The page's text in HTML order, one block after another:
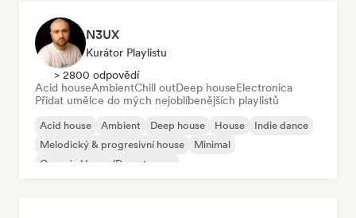
N3UX
Kurátor Playlistu
> 2800 odpovědí
Acid houseAmbientChill outDeep houseElectronica
Přidat umělce do mých nejoblíbenějších playlistů
Acid house Ambient Deep house House
Indie dance
Melodický & progresivní house
Minimal
Organic House/Downtempo